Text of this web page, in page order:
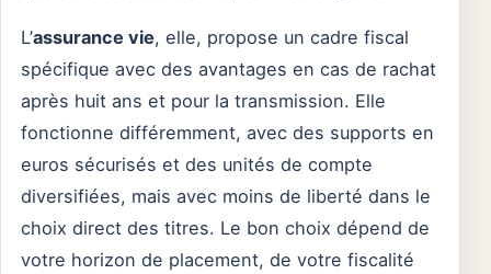
L’assurance vie, elle, propose un cadre fiscal
spécifique avec des avantages en cas de rachat
après huit ans et pour la transmission. Elle
fonctionne différemment, avec des supports en
euros sécurisés et des unités de compte
diversifiées, mais avec moins de liberté dans le
choix direct des titres. Le bon choix dépend de
votre horizon de placement, de votre fiscalité